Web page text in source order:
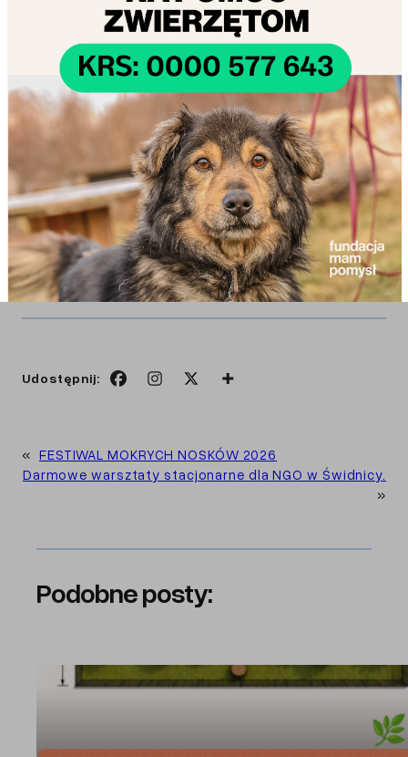
Udostępnij:
« FESTIWAL MOKRYCH NOSKÓW 2026
Darmowe warsztaty stacjonarne dla NGO w Świdnicy.
»
Podobne posty: